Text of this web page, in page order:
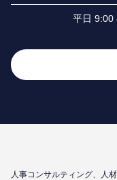
平⽇ 9:00
⼈事コンサルティング、⼈